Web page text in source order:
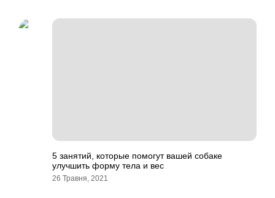
5 занятий, которые помогут вашей собаке
улучшить форму тела и вес
26 Травня, 2021